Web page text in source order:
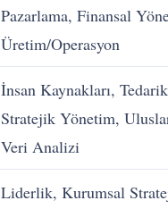
Pazarlama, Finansal
Üretim/Operasyon
İnsan Kaynakları,
Stratejik Yönetim,
Veri Analizi
Liderlik, Kurumsal